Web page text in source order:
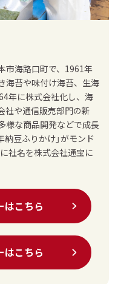
市海路口町で、1961年
海苔や味付け海苔、生海
年に株式会社化し、海
社や通信販売部門の新
様な商品開発などで成長
豆ふりかけ」がモンド
社名を株式会社通宝に
はこちら
はこちら